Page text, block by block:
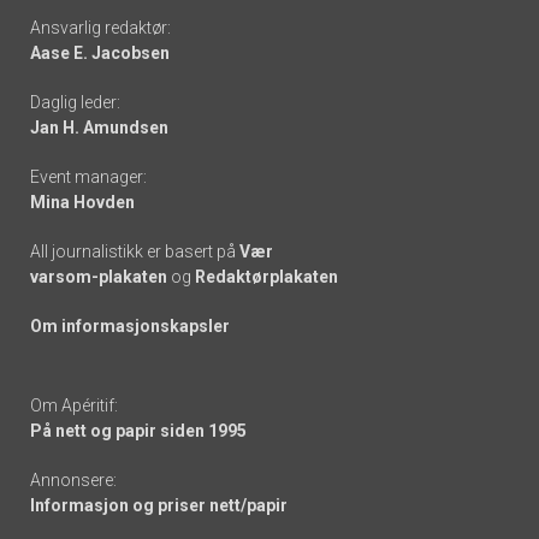
Footer
-
links
Ansvarlig redaktør:
Aase E. Jacobsen
Daglig leder:
Jan H. Amundsen
Event manager:
Mina Hovden
All journalistikk er basert på Vær
varsom-plakaten og Redaktørplakaten
Om informasjonskapsler
Om Apéritif:
På nett og papir siden 1995
Annonsere:
Informasjon og priser nett/papir